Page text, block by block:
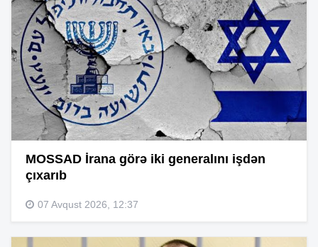
MOSSAD İrana görə iki generalını işdən
çıxarıb
07 Avqust 2026, 12:37